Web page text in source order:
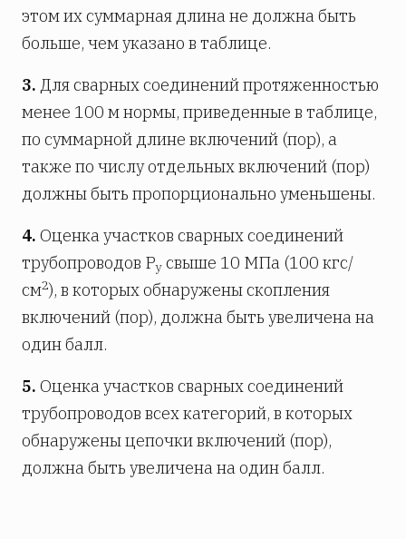
этом их суммарная длина не должна быть
больше, чем указано в таблице.
3. Для сварных соединений протяженностью
менее 100 м нормы, приведенные в таблице,
по суммарной длине включений (пор), а
также по числу отдельных включений (пор)
должны быть пропорционально уменьшены.
4. Оценка участков сварных соединений
трубопроводов Рy свыше 10 МПа (100 кгс/
см2), в которых обнаружены скопления
включений (пор), должна быть увеличена на
один балл.
5. Оценка участков сварных соединений
трубопроводов всех категорий, в которых
обнаружены цепочки включений (пор),
должна быть увеличена на один балл.